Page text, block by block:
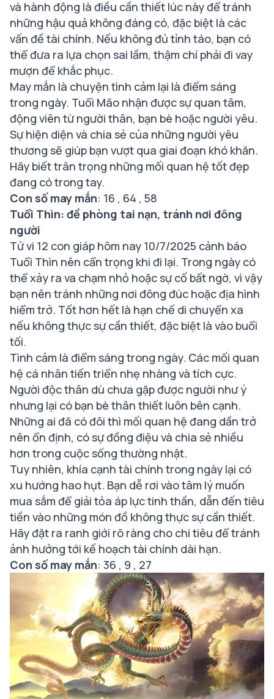
và hành động là điều cần thiết lúc này để tránh
những hậu quả không đáng có, đặc biệt là các
vấn đề tài chính. Nếu không đủ tỉnh táo, bạn có
thể đưa ra lựa chọn sai lầm, thậm chí phải đi vay
mượn để khắc phục.
May mắn là chuyện tình cảm lại là điểm sáng
trong ngày. Tuổi Mão nhận được sự quan tâm,
động viên từ người thân, bạn bè hoặc người yêu.
Sự hiện diện và chia sẻ của những người yêu
thương sẽ giúp bạn vượt qua giai đoạn khó khăn.
Hãy biết trân trọng những mối quan hệ tốt đẹp
đang có trong tay.
Con số may mắn: 16 , 64 , 58
Tuổi Thìn: đề phòng tai nạn, tránh nơi đông
người
Tử vi 12 con giáp hôm nay 10/7/2025 cảnh báo
Tuổi Thìn nên cẩn trọng khi đi lại. Trong ngày có
thể xảy ra va chạm nhỏ hoặc sự cố bất ngờ, vì vậy
bạn nên tránh những nơi đông đúc hoặc địa hình
hiểm trở. Tốt hơn hết là hạn chế di chuyển xa
nếu không thực sự cần thiết, đặc biệt là vào buổi
tối.
Tình cảm là điểm sáng trong ngày. Các mối quan
hệ cá nhân tiến triển nhẹ nhàng và tích cực.
Người độc thân dù chưa gặp được người như ý
nhưng lại có bạn bè thân thiết luôn bên cạnh.
Những ai đã có đôi thì mối quan hệ đang dần trở
nên ổn định, có sự đồng điệu và chia sẻ nhiều
hơn trong cuộc sống thường nhật.
Tuy nhiên, khía cạnh tài chính trong ngày lại có
xu hướng hao hụt. Bạn dễ rơi vào tâm lý muốn
mua sắm để giải tỏa áp lực tinh thần, dẫn đến tiêu
tiền vào những món đồ không thực sự cần thiết.
Hãy đặt ra ranh giới rõ ràng cho chi tiêu để tránh
ảnh hưởng tới kế hoạch tài chính dài hạn.
Con số may mắn: 36 , 9 , 27